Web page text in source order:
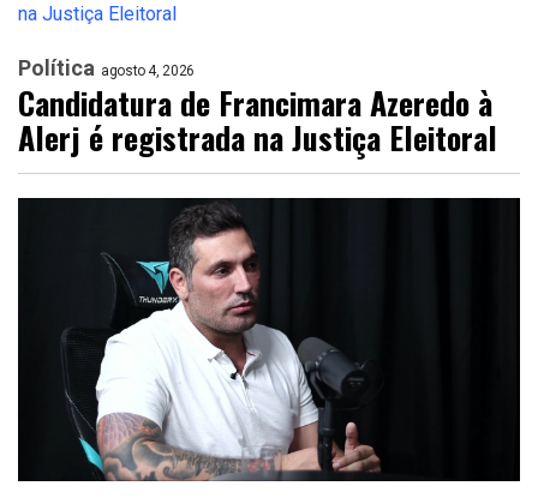
Política agosto 4, 2026
Candidatura de Francimara Azeredo à
Alerj é registrada na Justiça Eleitoral